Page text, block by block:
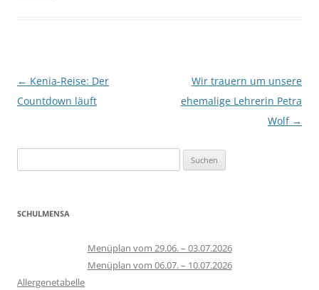
Beitragsnavigation
← Kenia-Reise: Der
Countdown läuft
Wir trauern um unsere
ehemalige Lehrerin Petra
Wolf →
nach:
SCHULMENSA
Menüplan vom 29.06. – 03.07.2026
Menüplan vom 06.07. – 10.07.2026
Allergenetabelle